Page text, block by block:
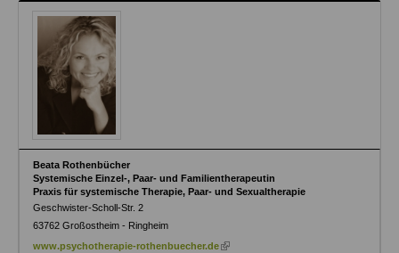
Beata Rothenbücher
Systemische Einzel-, Paar- und Familientherapeutin
Praxis für systemische Therapie, Paar- und Sexualtherapie
Geschwister-Scholl-Str. 2
63762 Großostheim - Ringheim
www.psychotherapie-rothenbuecher.de (link